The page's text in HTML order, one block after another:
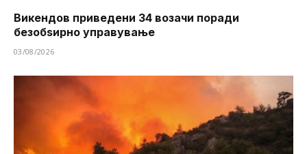
Викендов приведени 34 возачи поради
безобѕирно управување
03/08/2026